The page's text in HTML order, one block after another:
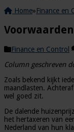
Home»Finance en
Finance en Control
Column geschreven
Zoals bekend kijkt
maandlasten.
wel goed zit.
De dalende
het hertaxeren van
Nederland van hun